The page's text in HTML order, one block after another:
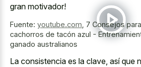
gran motivador!
Fuente: youtube.com 7 Consejos
cachorros de tacón azul -
ganado australianos
La consistencia es la clave, así que